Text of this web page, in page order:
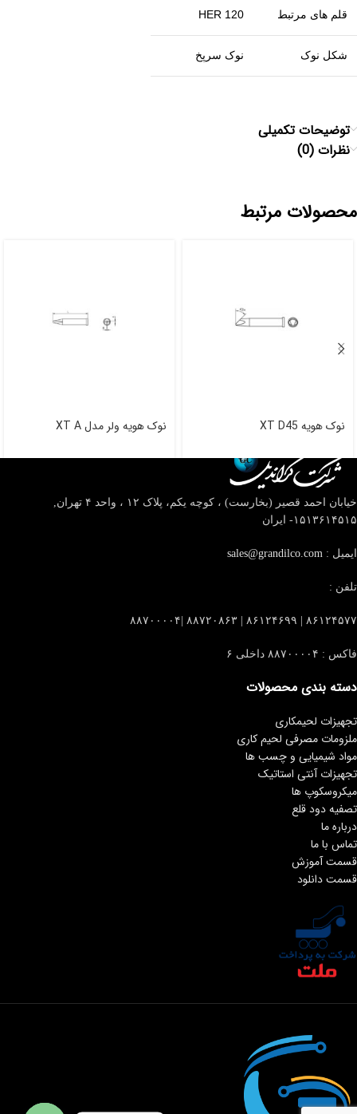
قلم های مرتبط HER 120
شکل نوک نوک سرپخ
توضیحات تکمیلی
نظرات (0)
محصولات مرتبط
نوک هویه XT D45 نوک هویه ولر مدل XT A
خیابان احمد قصیر (بخارست) ، کوچه یکم، پلاک ۱۲ ، واحد ۴
تهران,
۱۵۱۳۶۱۴۵۱۵- ایران
ایمیل : sales@grandilco.com
تلفن :
۸۶۱۲۴۵۷۷ | ۸۶۱۲۴۶۹۹ | ۸۸۷۲۰۸۶۳ |۸۸۷۰۰۰۰۴
فاکس : ۸۸۷۰۰۰۰۴ داخلی ۶
دسته بندی محصولات
تجهیزات لحیمکاری
ملزومات مصرفی لحیم کاری
مواد شیمیایی و چسب ها
تجهیزات آنتی استاتیک
میکروسکوپ ها
تصفیه دود قلع
درباره ما
تماس با ما
قسمت آموزش
قسمت دانلود